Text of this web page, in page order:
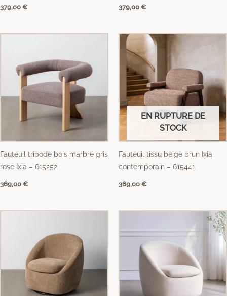
379,00 € 379,00 €
Fauteuil tripode bois marbré gris
rose Ixia – 615252
369,00 €
EN RUPTURE DE
STOCK
Fauteuil tissu beige brun Ixia
contemporain – 615441
369,00 €